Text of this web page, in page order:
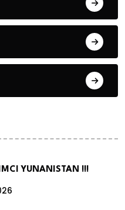
YUNANISTAN !!!